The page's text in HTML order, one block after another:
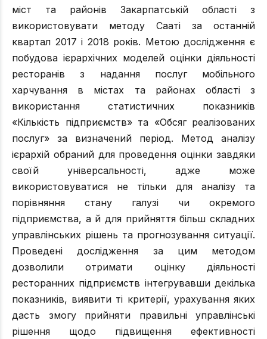
міст та районів Закарпатській області з
використовувати методу Сааті за останній
квартал 2017 і 2018 років. Метою дослідження є
побудова ієрархічних моделей оцінки діяльності
ресторанів з надання послуг мобільного
харчування в містах та районах області з
використання статистичних показників
«Кількість підприємств» та «Обсяг реалізованих
послуг» за визначений період. Метод аналізу
ієрархій обраний для проведення оцінки завдяки
своїй універсальності, адже може
використовуватися не тільки для аналізу та
порівняння стану галузі чи окремого
підприємства, а й для прийняття більш складних
управлінських рішень та прогнозування ситуації.
Проведені дослідження за цим методом
дозволили отримати оцінку діяльності
ресторанних підприємств інтегрувавши декілька
показників, виявити ті критерії, урахування яких
дасть змогу прийняти правильні управлінські
рішення щодо підвищення ефективності